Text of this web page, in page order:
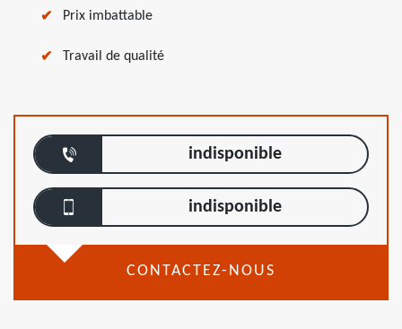
Prix imbattable
Travail de qualité
indisponible
indisponible
CONTACTEZ-NOUS